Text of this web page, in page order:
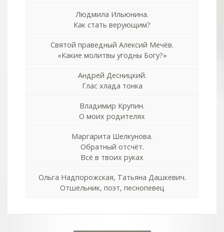
Людмила Ильюнина.
Как стать верующим?
Святой праведный Алексий Мечёв.
«Какие молитвы угодны Богу?»
Андрей Десницкий.
Глас хлада тонка
Владимир Крупин.
О моих родителях
Маргарита Шелкунова.
Обратный отсчёт.
Всё в твоих руках
Ольга Надпорожская, Татьяна Дашкевич.
Отшельник, поэт, песнопевец